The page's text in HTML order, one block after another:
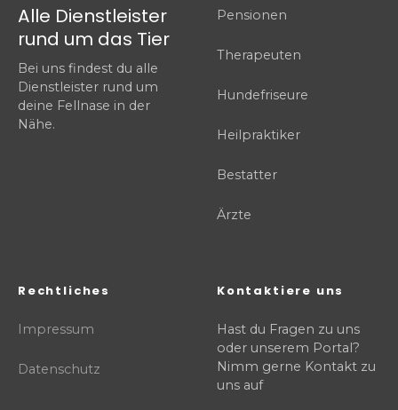
Alle Dienstleister
rund um das Tier
Bei uns findest du alle
Dienstleister rund um
deine Fellnase in der
Nähe.
Pensionen
Therapeuten
Hundefriseure
Heilpraktiker
Bestatter
Ärzte
Rechtliches
Impressum
Datenschutz
Kontaktiere uns
Hast du Fragen zu uns
oder unserem Portal?
Nimm gerne Kontakt zu
uns auf